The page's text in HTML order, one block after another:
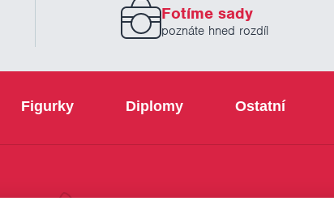
Fotíme sady
poznáte hned rozdíl
Figurky Diplomy Ostatní